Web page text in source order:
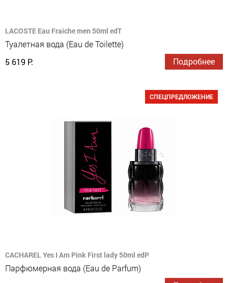
LACOSTE Eau Fraiche men 50ml edT
Туалетная вода (Eau de Toilette)
5 619 Р.
Подробнее
СПЕЦПРЕДЛОЖЕНИЕ
CACHAREL Yes I Am Pink First lady 50ml edP
Парфюмерная вода (Eau de Parfum)